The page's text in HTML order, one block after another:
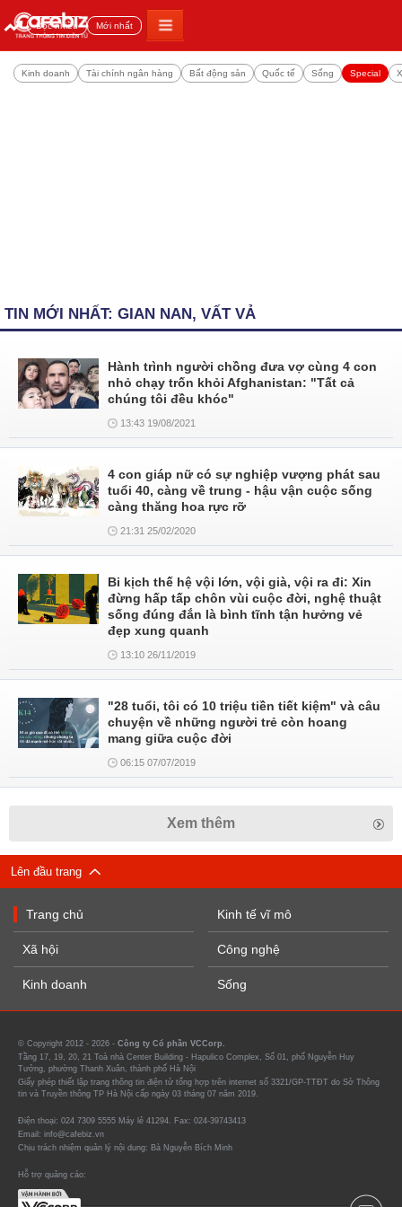
Đọc nhiều Mới nhất
Kinh doanh Tài chính ngân hàng Bất động sản Quốc tế Sống Special
TIN MỚI NHẤT: GIAN NAN, VẤT VẢ
Hành trình người chồng đưa vợ cùng 4 con
nhỏ chạy trốn khỏi Afghanistan: "Tất cả
chúng tôi đều khóc"
13:43 19/08/2021
4 con giáp nữ có sự nghiệp vượng phát sau
tuổi 40, càng về trung - hậu vận cuộc sống
càng thăng hoa rực rỡ
21:31 25/02/2020
Bi kịch thế hệ vội lớn, vội già, vội ra đi: Xin
đừng hấp tấp chôn vùi cuộc đời, nghệ thuật
sống đúng đắn là bình tĩnh tận hưởng vẻ
đẹp xung quanh
13:10 26/11/2019
"28 tuổi, tôi có 10 triệu tiền tiết kiệm" và câu
chuyện về những người trẻ còn hoang
mang giữa cuộc đời
06:15 07/07/2019
Xem thêm
Lên đầu trang
Trang chủ
Xã hội
Kinh doanh
Kinh tế vĩ mô
Công nghệ
Sống
© Copyright 2012 - 2026 - Công ty Cổ phần VCCorp.
Tầng 17, 19, 20, 21 Toà nhà Center Building - Hapulico Complex, Số 01, phố Nguyễn Huy
Tưởng, phường Thanh Xuân, thành phố Hà Nội
Giấy phép thiết lập trang thông tin điện tử tổng hợp trên internet số 3321/GP-TTĐT do Sở Thông
tin và Truyền thông TP Hà Nội cấp ngày 03 tháng 07 năm 2019.
Điện thoại: 024 7309 5555 Máy lẻ 41294. Fax: 024-39743413
Email: info@cafebiz.vn
Chịu trách nhiệm quản lý nội dung: Bà Nguyễn Bích Minh
Hỗ trợ quảng cáo: